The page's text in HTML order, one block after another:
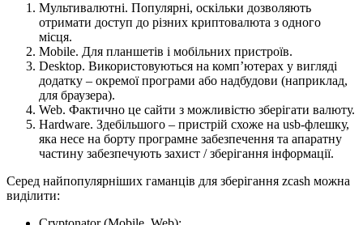
Мультивалютні. Популярні, оскільки дозволяють
отримати доступ до різних криптовалюта з одного
місця.
Mobile. Для планшетів і мобільних пристроїв.
Desktop. Використовуються на комп’ютерах у вигляді
додатку – окремої програми або надбудови (наприклад,
для браузера).
Web. Фактично це сайти з можливістю зберігати валюту.
Hardware. Здебільшого – пристрій схоже на usb-флешку,
яка несе на борту програмне забезпечення та апаратну
частину забезпечують захист / зберігання інформації.
Серед найпопулярніших гаманців для зберігання zcash можна
виділити: